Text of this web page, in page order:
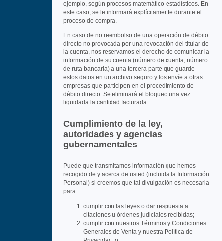
ejemplo, según procesos matemático-estadísticos. En
este caso, se le informará explícitamente durante el
proceso de compra.
En caso de no reembolso de una operación de débito
directo no provocada por una revocación del titular de
la cuenta, nos reservamos el derecho de comunicar la
información de su cuenta (número de cuenta, número
de ruta bancaria) a una tercera parte que guarde
estos datos en un archivo seguro y los envíe a otras
empresas que participen en el procedimiento de
débito directo. Se eliminará el bloqueo una vez
liquidada la cantidad facturada.
Cumplimiento de la ley,
autoridades y agencias
gubernamentales
Puede que transmitamos información que hemos
recogido de y acerca de usted (incluida la Información
Personal) si creemos que tal divulgación es necesaria
para
cumplir con las leyes o dar respuesta a
citaciones u órdenes judiciales recibidas;
cumplir con nuestros Términos y Condiciones
Generales de Venta y nuestra Política de